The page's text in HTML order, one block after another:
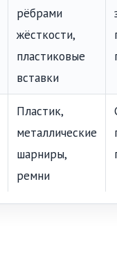
рёбрами
жёсткости,
пластиковые
вставки
Пластик,
металлические
шарниры,
ремни